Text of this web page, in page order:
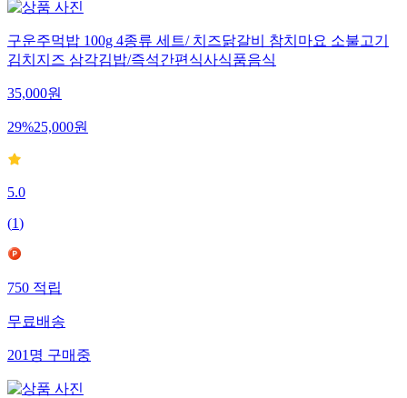
구운주먹밥 100g 4종류 세트/ 치즈닭갈비 참치마요 소불고기
김치지즈 삼각김밥/즉석간편식사식품음식
35,000원
29%25,000원
5.0
(1)
750적립
무료배송
201명구매중